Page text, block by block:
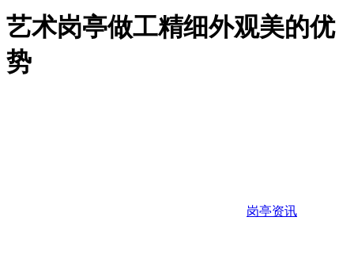
艺术岗亭做工精细外观美的优
势
岗亭资讯